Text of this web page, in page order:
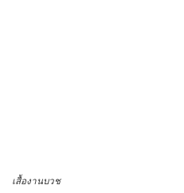
เสื้องานบวช